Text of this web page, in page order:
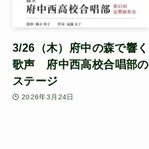
3/26（木）府中の森で響く
歌声 府中西高校合唱部の
ステージ
2026年3月24日